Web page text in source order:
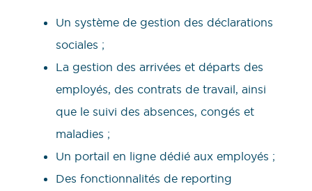
Un système de gestion des déclarations
sociales ;
La gestion des arrivées et départs des
employés, des contrats de travail, ainsi
que le suivi des absences, congés et
maladies ;
Un portail en ligne dédié aux employés ;
Des fonctionnalités de reporting